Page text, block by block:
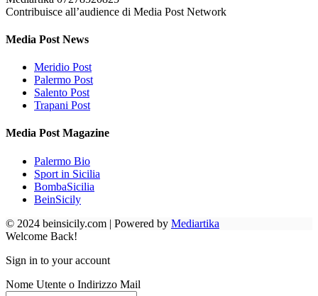
Contribuisce all’audience di Media Post Network
Media Post News
Meridio Post
Palermo Post
Salento Post
Trapani Post
Media Post Magazine
Palermo Bio
Sport in Sicilia
BombaSicilia
BeinSicily
© 2024 beinsicily.com | Powered by Mediartika
Welcome Back!
Sign in to your account
Nome Utente o Indirizzo Mail